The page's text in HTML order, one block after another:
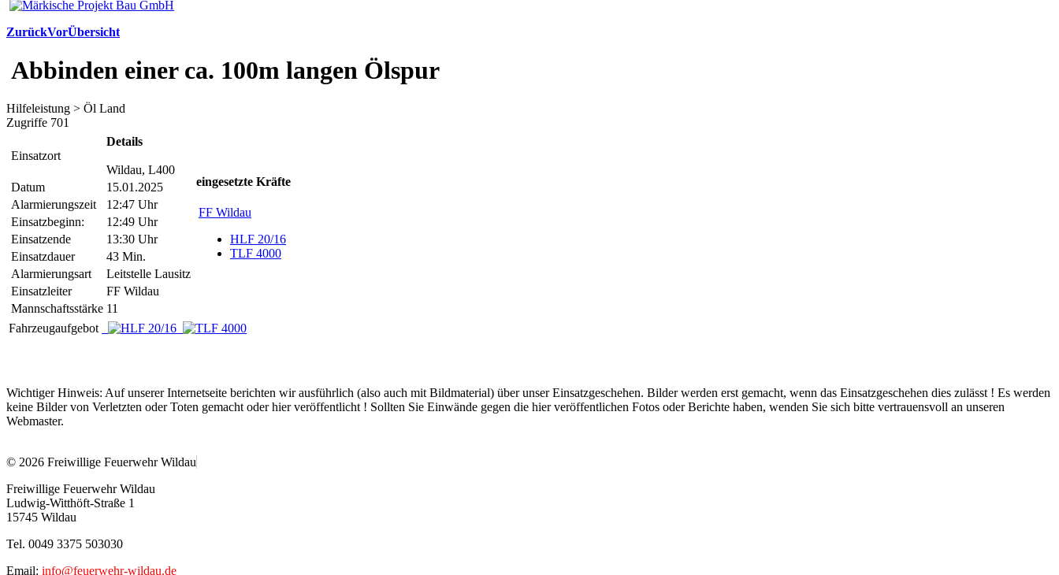
ZurückVorÜbersicht
Abbinden einer ca. 100m langen Ölspur
Hilfeleistung > Öl Land
Zugriffe 701
Einsatzort
Details
Wildau, L400
Datum
15.01.2025
Alarmierungszeit
12:47 Uhr
Einsatzbeginn:
12:49 Uhr
Einsatzende
13:30 Uhr
Einsatzdauer
43 Min.
Alarmierungsart
Leitstelle Lausitz
Einsatzleiter
FF Wildau
Mannschaftsstärke 11
eingesetzte Kräfte
FF Wildau
HLF 20/16
TLF 4000
Fahrzeugaufgebot
Wichtiger Hinweis: Auf unserer Internetseite berichten wir ausführlich (also auch mit Bildmaterial) über unser Einsatzgeschehen. Bilder werden erst gemacht, wenn das Einsatzgeschehen dies zulässt ! Es werden
keine Bilder von Verletzten oder Toten gemacht oder hier veröffentlicht ! Sollten Sie Einwände gegen die hier veröffentlichen Fotos oder Berichte haben, wenden Sie sich bitte vertrauensvoll an unseren
Webmaster.
© 2026 Freiwillige Feuerwehr Wildau
Freiwillige Feuerwehr Wildau
Ludwig-Witthöft-Straße 1
15745 Wildau
Tel. 0049 3375 503030
Email: info@feuerwehr-wildau.de